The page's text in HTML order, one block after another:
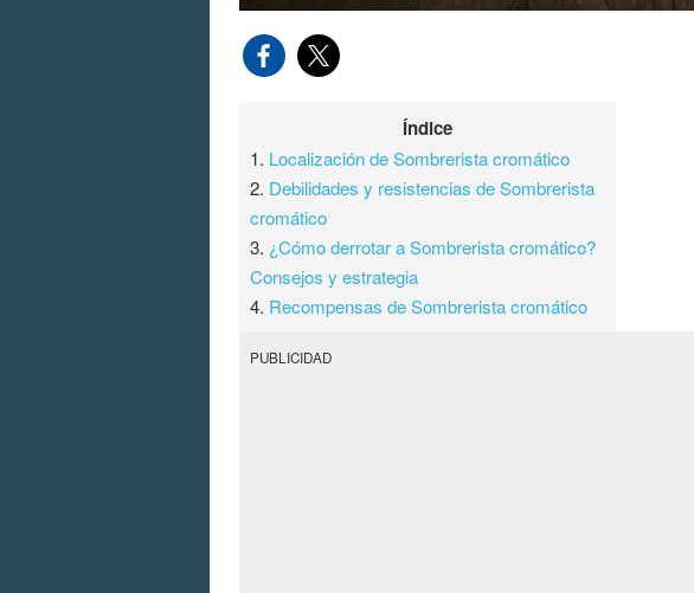
Índice
1. Localización de Sombrerista cromático
2. Debilidades y resistencias de Sombrerista
cromático
3. ¿Cómo derrotar a Sombrerista cromático?
Consejos y estrategia
4. Recompensas de Sombrerista cromático
PUBLICIDAD